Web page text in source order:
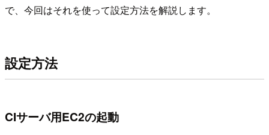
で、今回はそれを使って設定方法を解説します。
設定方法
CIサーバ用EC2の起動